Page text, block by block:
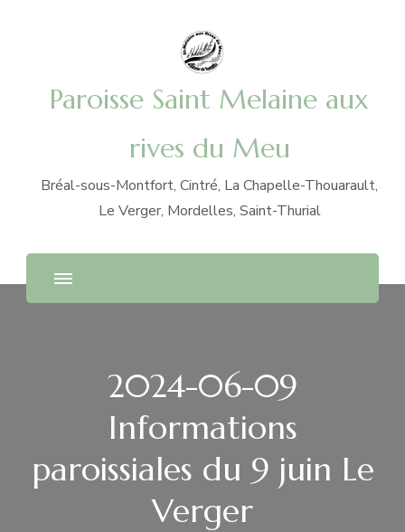
Paroisse Saint Melaine aux
rives du Meu
Bréal-sous-Montfort, Cintré, La Chapelle-Thouarault,
Le Verger, Mordelles, Saint-Thurial
2024-06-09
Informations
paroissiales du 9 juin Le
Verger